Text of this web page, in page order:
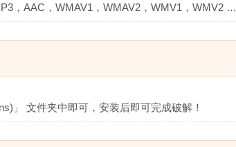
，AAC，WMAV1，WMAV2，WMV1，WMV2 …
」 文件夹中即可，安装后即可完成破解！